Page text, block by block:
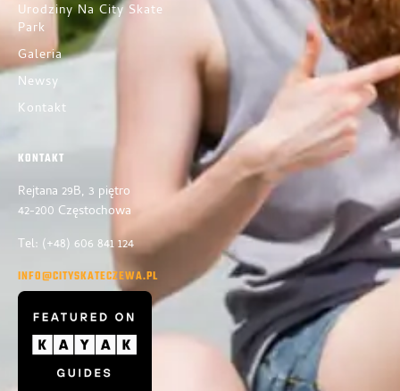
Urodziny Na City Skate
Park
Galeria
Newsy
Kontakt
KONTAKT
Rejtana 29B, 3 piętro
42-200 Częstochowa
Tel: (+48) 606 841 124
INFO@CITYSKATECZEWA.PL